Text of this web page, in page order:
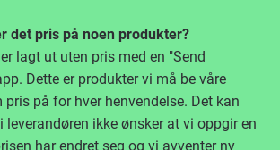
det pris på noen produkter?
lagt ut uten pris med en "Send
Dette er produkter vi må be våre
pris på for hver henvendelse. Det kan
ikke ønsker at vi oppgir en
har endret seg og vi avventer ny